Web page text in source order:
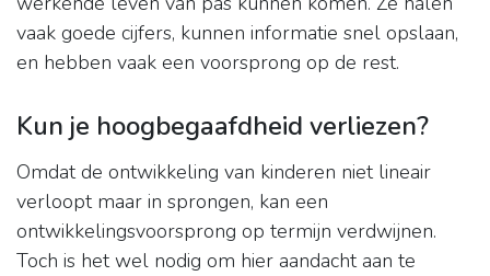
vaak goede cijfers, kunnen informatie snel opslaan,
en hebben vaak een voorsprong op de rest.
Kun je hoogbegaafdheid verliezen?
Omdat de ontwikkeling van kinderen niet lineair
verloopt maar in sprongen, kan een
ontwikkelingsvoorsprong op termijn verdwijnen.
Toch is het wel nodig om hier aandacht aan te